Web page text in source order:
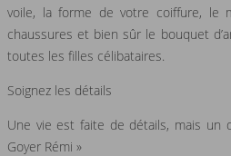
voile, la forme de votre coiffure, le
chaussures et bien sûr le bouquet
toutes les filles célibataires.
Soignez les détails
Une vie est faite de détails, mais un
Goyer Rémi »